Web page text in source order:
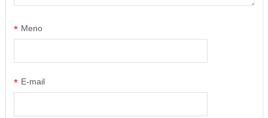
Meno
*
E-mail
*